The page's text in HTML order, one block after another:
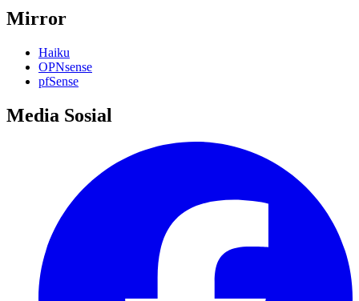
Mirror
Haiku
OPNsense
pfSense
Media Sosial